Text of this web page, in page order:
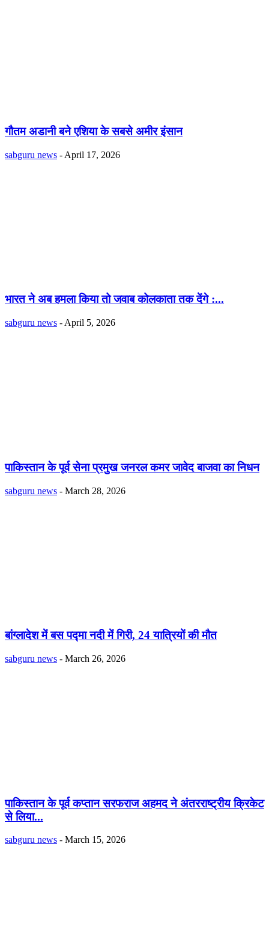
गौतम अडानी बने एशिया के सबसे अमीर इंसान
sabguru news - April 17, 2026
भारत ने अब हमला किया तो जवाब कोलकाता तक देंगे :...
sabguru news - April 5, 2026
पाकिस्तान के पूर्व सेना प्रमुख जनरल कमर जावेद बाजवा का निधन
sabguru news - March 28, 2026
बांग्लादेश में बस पद्मा नदी में गिरी, 24 यात्रियों की मौत
sabguru news - March 26, 2026
पाकिस्तान के पूर्व कप्तान सरफराज अहमद ने अंतरराष्ट्रीय क्रिकेट
से लिया...
sabguru news - March 15, 2026